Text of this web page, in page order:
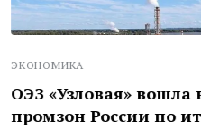
ЭКОНОМИКА
ОЭЗ «Узловая» вошла
промзон России по